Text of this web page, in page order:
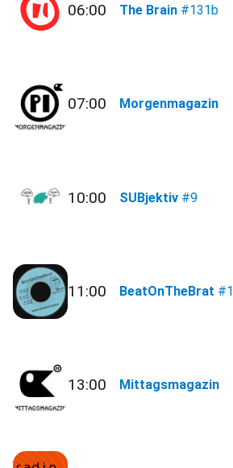
06:00 The Brain #131b
07:00 Morgenmagazin
10:00 SUBjektiv #9
11:00 BeatOnTheBrat
13:00 Mittagsmagazin